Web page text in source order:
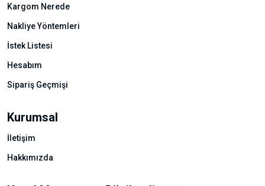
Kargom Nerede
Nakliye Yöntemleri
İstek Listesi
Hesabım
Sipariş Geçmişi
Kurumsal
İletişim
Hakkımızda